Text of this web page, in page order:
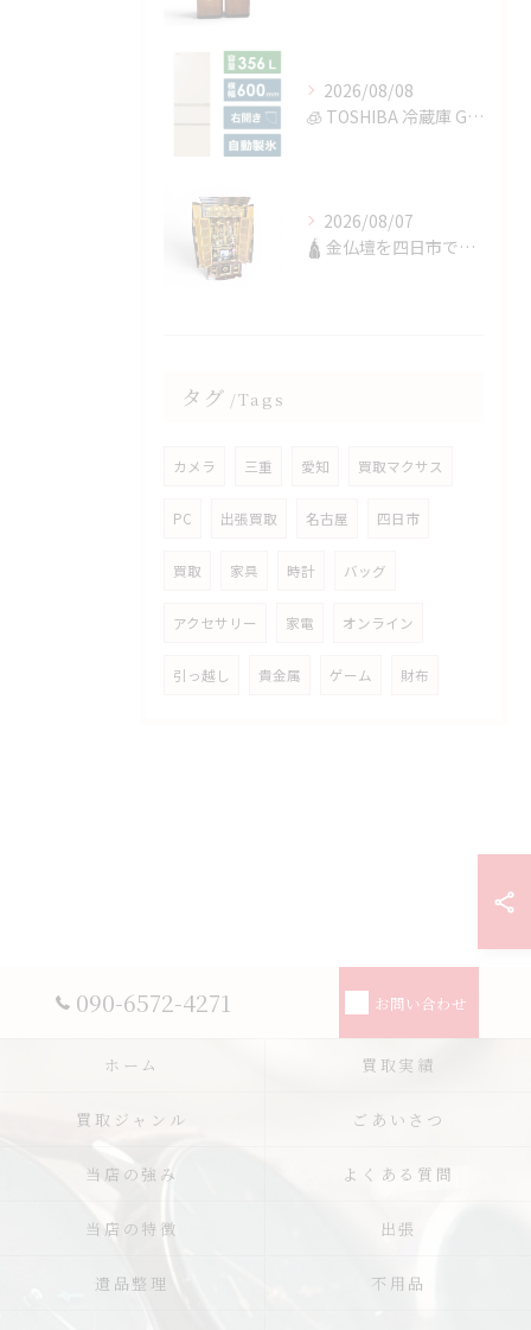
2026/08/08
🧊 TOSHIBA 冷蔵庫 GR-V36SVを四日市で買取✨
2026/08/07
🛕 金仏壇を四日市で買取✨
タグ Tags
カメラ 三重 愛知 買取マクサス
PC 出張買取 名古屋 四日市
買取 家具 時計 バッグ
アクセサリー 家電 オンライン
引っ越し 貴金属 ゲーム 財布
090-6572-4271 お問い合わせ
ホーム 買取実績
買取ジャンル ごあいさつ
当店の強み よくある質問
当店の特徴 出張
遺品整理 不用品